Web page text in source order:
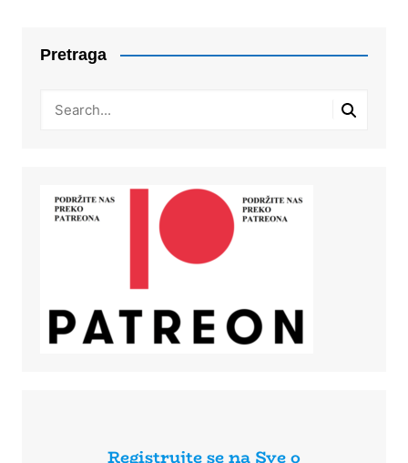
Pretraga
Registrujte se na Sve o